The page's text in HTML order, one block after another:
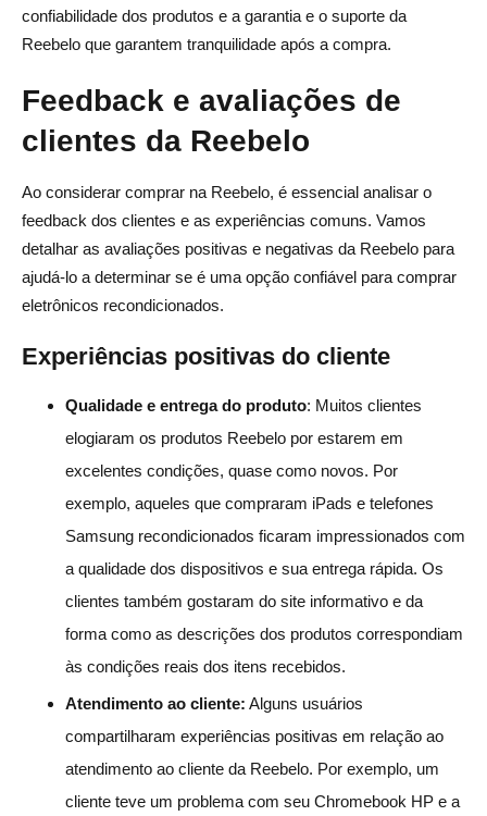
confiabilidade dos produtos e a garantia e o suporte da
Reebelo que garantem tranquilidade após a compra.
Feedback e avaliações de
clientes da Reebelo
Ao considerar comprar na Reebelo, é essencial analisar o
feedback dos clientes e as experiências comuns. Vamos
detalhar as avaliações positivas e negativas da Reebelo para
ajudá-lo a determinar se é uma opção confiável para comprar
eletrônicos recondicionados.
Experiências positivas do cliente
Qualidade e entrega do produto: Muitos clientes
elogiaram os produtos Reebelo por estarem em
excelentes condições, quase como novos. Por
exemplo, aqueles que compraram iPads e telefones
Samsung recondicionados ficaram impressionados com
a qualidade dos dispositivos e sua entrega rápida. Os
clientes também gostaram do site informativo e da
forma como as descrições dos produtos correspondiam
às condições reais dos itens recebidos.
Atendimento ao cliente: Alguns usuários
compartilharam experiências positivas em relação ao
atendimento ao cliente da Reebelo. Por exemplo, um
cliente teve um problema com seu Chromebook HP e a